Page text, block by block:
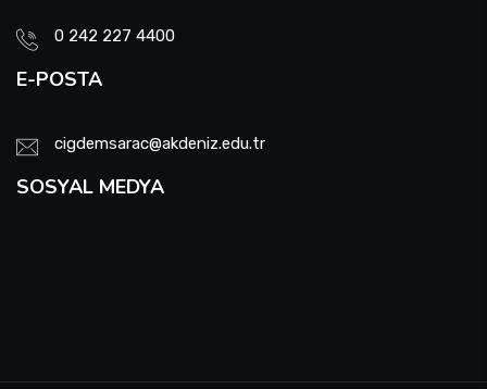
0 242 227 4400
E-POSTA
cigdemsarac@akdeniz.edu.tr
SOSYAL MEDYA